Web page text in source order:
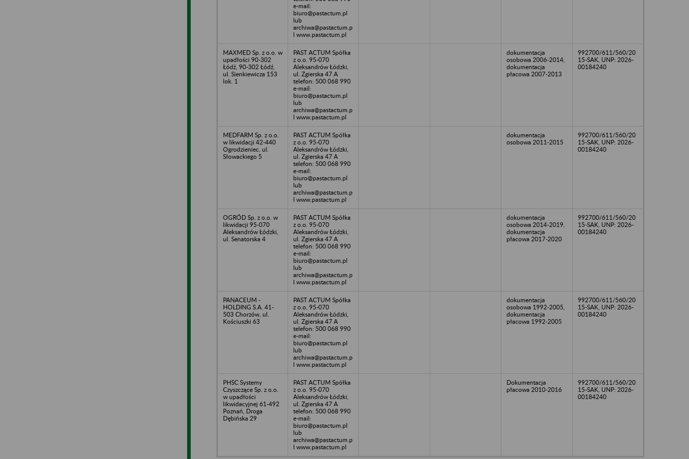
e-mail:
biuro@pastactum.pl
lub
archiwa@pastactum.p
l www.pastactum.pl
MAXMED Sp. z o.o. w
upadłości 90-302
Łódź, 90-302 Łódź,
ul. Sienkiewicza 153
lok. 1
PAST ACTUM Spółka
z o.o. 95-070
Aleksandrów Łódzki,
ul. Zgierska 47 A
telefon: 500 068 990
e-mail:
biuro@pastactum.pl
lub
archiwa@pastactum.p
l www.pastactum.pl
dokumentacja
osobowa 2006-2014,
dokumentacja
płacowa 2007-2013
992700/611/560/20
15-SAK, UNP: 2026-
00184240
MEDFARM Sp. z o.o.
w likwidacji 42-440
Ogrodzieniec, ul.
Słowackiego 5
PAST ACTUM Spółka
z o.o. 95-070
Aleksandrów Łódzki,
ul. Zgierska 47 A
telefon: 500 068 990
e-mail:
biuro@pastactum.pl
lub
archiwa@pastactum.p
l www.pastactum.pl
dokumentacja
osobowa 2011-2015
992700/611/560/20
15-SAK, UNP: 2026-
00184240
OGRÓD Sp. z o.o. w
likwidacji 95-070
Aleksandrów Łódzki,
ul. Senatorska 4
PAST ACTUM Spółka
z o.o. 95-070
Aleksandrów Łódzki,
ul. Zgierska 47 A
telefon: 500 068 990
e-mail:
biuro@pastactum.pl
lub
archiwa@pastactum.p
l www.pastactum.pl
dokumentacja
osobowa 2014-2019,
dokumentacja
płacowa 2017-2020
992700/611/560/20
15-SAK, UNP: 2026-
00184240
PANACEUM -
HOLDING S.A. 41-
503 Chorzów, ul.
Kościuszki 63
PAST ACTUM Spółka
z o.o. 95-070
Aleksandrów Łódzki,
ul. Zgierska 47 A
telefon: 500 068 990
e-mail:
biuro@pastactum.pl
lub
archiwa@pastactum.p
l www.pastactum.pl
dokumentacja
osobowa 1992-2005,
dokumentacja
płacowa 1992-2005
992700/611/560/20
15-SAK, UNP: 2026-
00184240
PHSC Systemy
Czyszczące Sp. z o.o.
w upadłości
likwidacyjnej 61-492
Poznań, Droga
Dębińska 29
PAST ACTUM Spółka
z o.o. 95-070
Aleksandrów Łódzki,
ul. Zgierska 47 A
telefon: 500 068 990
e-mail:
biuro@pastactum.pl
lub
archiwa@pastactum.p
l www.pastactum.pl
Dokumentacja
płacowa 2010-2016
992700/611/560/20
15-SAK, UNP: 2026-
00184240